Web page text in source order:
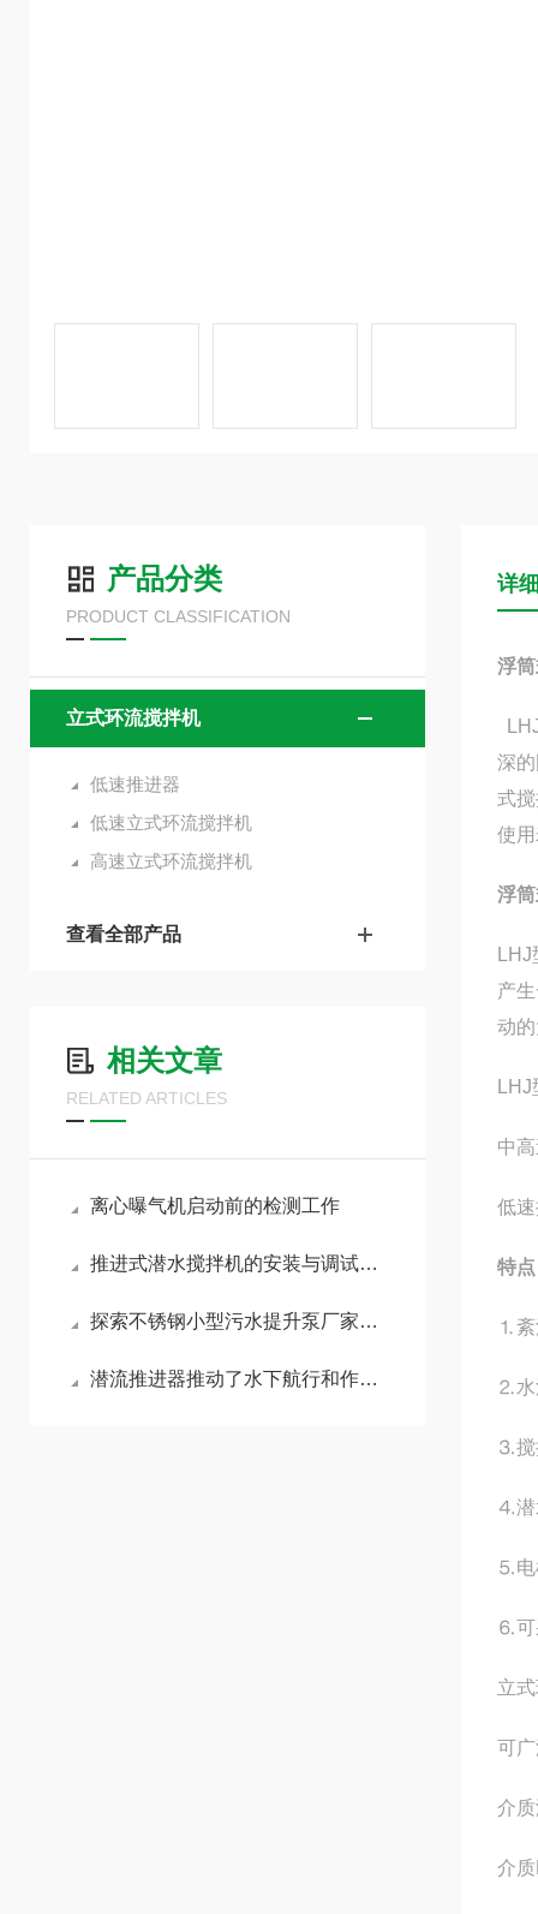
产品分类
PRODUCT CLASSIFICATION
立式环流搅拌机
低速推进器
低速立式环流搅拌机
高速立式环流搅拌机
查看全部产品
相关文章
RELATED ARTICLES
离心曝气机启动前的检测工作
推进式潜水搅拌机的安装与调试流程
探索不锈钢小型污水提升泵厂家的品质与创新
潜流推进器推动了水下航行和作业的发展
详
浮
深
式
使
浮
产
动
中
低
特
⒈紊
⒉水
⒊搅
⒋潜
⒌电
⒍可
立
可
介
介